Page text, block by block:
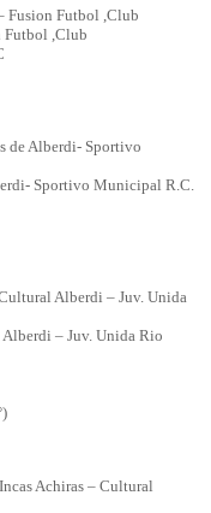
Fusion Futbol ,Club
Futbol ,Club
de Alberdi- Sportivo
Sportivo Municipal R.C.
Alberdi – Juv. Unida
– Juv. Unida Rio
Achiras – Cultural